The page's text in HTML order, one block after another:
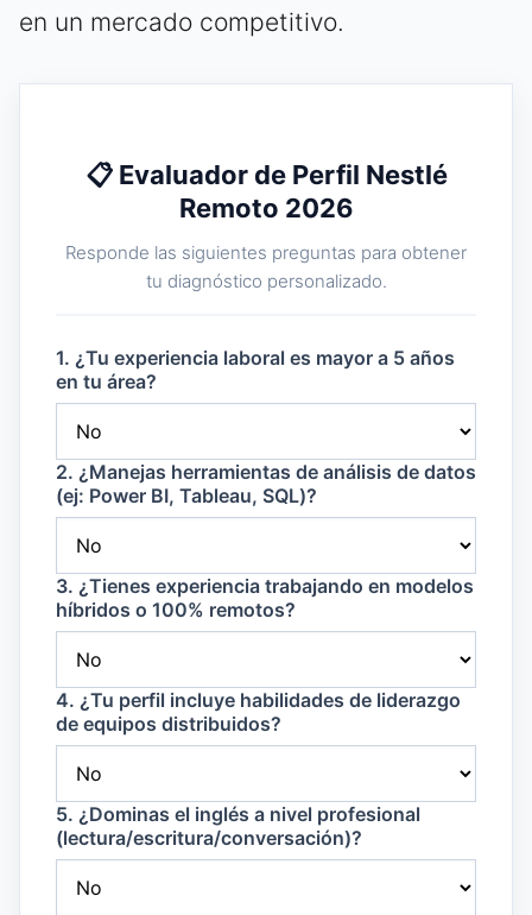
en un mercado competitivo.
📋 Evaluador de Perfil Nestlé
Remoto 2026
Responde las siguientes preguntas para obtener
tu diagnóstico personalizado.
1. ¿Tu experiencia laboral es mayor a 5 años
en tu área?
2. ¿Manejas herramientas de análisis de datos
(ej: Power BI, Tableau, SQL)?
3. ¿Tienes experiencia trabajando en modelos
híbridos o 100% remotos?
4. ¿Tu perfil incluye habilidades de liderazgo
de equipos distribuidos?
5. ¿Dominas el inglés a nivel profesional
(lectura/escritura/conversación)?